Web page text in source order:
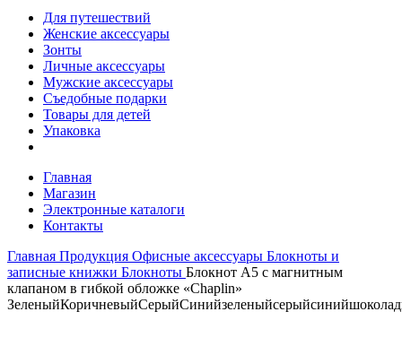
Для путешествий
Женские аксессуары
Зонты
Личные аксессуары
Мужские аксессуары
Съедобные подарки
Товары для детей
Упаковка
Главная
Магазин
Электронные каталоги
Контакты
Главная Продукция Офисные аксессуары Блокноты и
записные книжки Блокноты Блокнот А5 с магнитным
клапаном в гибкой обложке «Chaplin»
ЗеленыйКоричневыйСерыйСинийзеленыйсерыйсиний